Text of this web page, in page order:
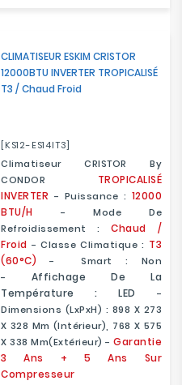
CLIMATISEUR ESKIM CRISTOR
12000BTU INVERTER TROPICALISÉ
T3 / Chaud Froid
[KS12-ES14IT3]
Climatiseur CRISTOR By
CONDOR TROPICALISÉ
INVERTER - Puissance : 12000
BTU/H - Mode De
Refroidissement :Chaud /
Froid - Classe Climatique : T3
(60°C)- Smart : Non
- Affichage De La
Température : LED -
Dimensions (LxPxH) : 898 X 273
X 328 Mm (intérieur), 768 X 575
X 338 Mm(extérieur) - Garantie
3 Ans + 5 Ans Sur
Compresseur